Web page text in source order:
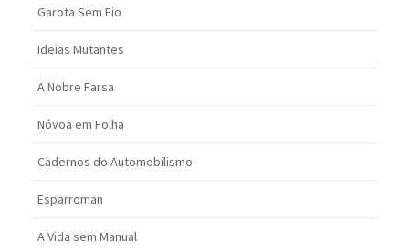
Garota Sem Fio
Ideias Mutantes
A Nobre Farsa
Nóvoa em Folha
Cadernos do Automobilismo
Esparroman
A Vida sem Manual